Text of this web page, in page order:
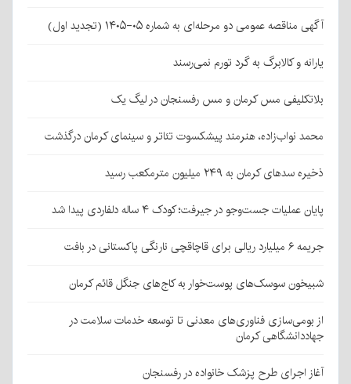
آگهی مناقصه عمومی دو مرحله‌ای به شماره ۰۵-۱۴۰۵ (تجدید اول)
یارانه و کالابرگ به گرد تورم نمی‌رسند
بلاتکلیفی مس کرمان و مس رفسنجان در لیگ یک
محمد نواب‌زاده، هنرمند پیشکسوت تئاتر و سینمای کرمان درگذشت
ذخیره سدهای کرمان به ۲۴۹ میلیون مترمکعب رسید
پایان عملیات جست‌وجو در جیرفت؛ کودک ۴ ساله دلفاردی پیدا شد
جریمه ۶ میلیارد ریالی برای قاچاقچی نارنگی پاکستانی در بافت
شبیخون سوسک‌های پوست‌خوار به کاج‌های جنگل قائم کرمان
از بومی‌سازی فناوری‌های معدنی تا توسعه خدمات سلامت در
جهاددانشگاهی کرمان
آغاز اجرای طرح پزشک خانواده در رفسنجان